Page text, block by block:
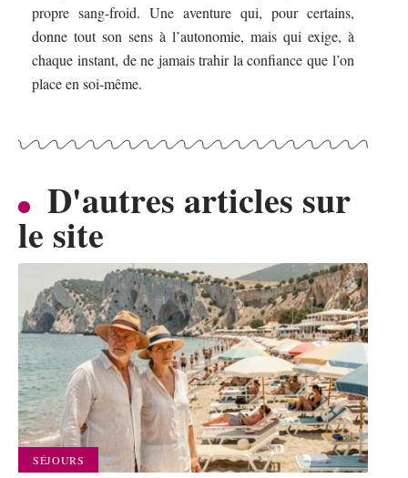
propre sang-froid. Une aventure qui, pour certains,
donne tout son sens à l’autonomie, mais qui exige, à
chaque instant, de ne jamais trahir la confiance que l’on
place en soi-même.
D'autres articles sur
le site
SÉJOURS